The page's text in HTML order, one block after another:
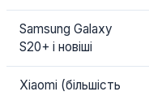
Samsung Galaxy
S20+ і новіші
Xiaomi (більшість